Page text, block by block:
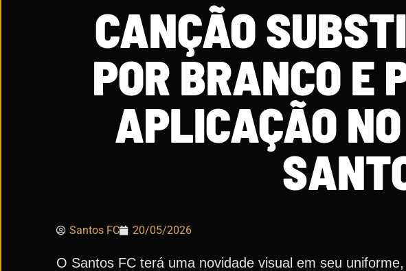
CANÇÃO
POR BRANCO E
APLICAÇÃO
Santos FC 20/05/2026
O Santos FC terá uma novidade visual em seu